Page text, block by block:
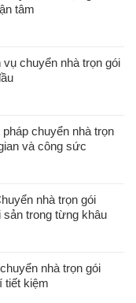
tâm
chuyển nhà trọn gói
chuyển nhà trọn
và công sức
nhà trọn gói
sản trong từng khâu
nhà trọn gói
tiết kiệm